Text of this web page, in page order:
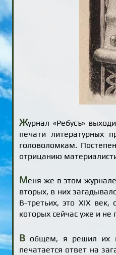
Журнал «Ребусъ»
печати литературных
головоломкам.
отрицанию
Меня же в этом
вторых, в них
В-третьих, это XIX
которых сейчас уже и не
В общем, я решил их
печатается ответ на